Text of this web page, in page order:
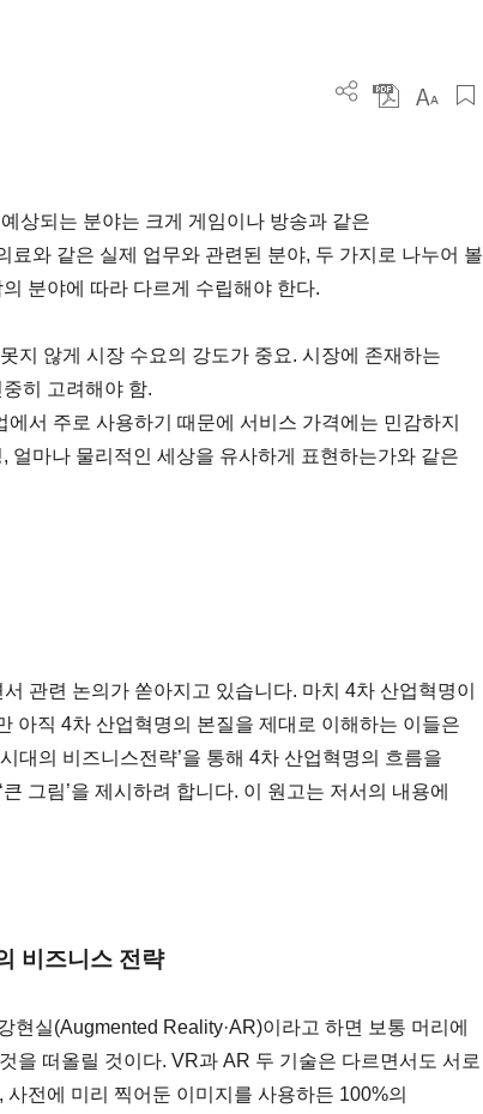
상되는 분야는 크게 게임이나 방송과 같은
료와 같은 실제 업무와 관련된 분야, 두 가지로 나누어 볼
분야에 따라 다르게 수립해야 한다.
지 않게 시장 수요의 강도가 중요. 시장에 존재하는
히 고려해야 함.
서 주로 사용하기 때문에 서비스 가격에는 민감하지
얼마나 물리적인 세상을 유사하게 표현하는가와 같은
관련 논의가 쏟아지고 있습니다. 마치 4차 산업혁명이
아직 4차 산업혁명의 본질을 제대로 이해하는 이들은
대의 비즈니스전략’을 통해 4차 산업혁명의 흐름을
그림’을 제시하려 합니다. 이 원고는 저서의 내용에
비즈니스 전략
현실(Augmented Reality·AR)이라고 하면 보통 머리에
을 떠올릴 것이다. VR과 AR 두 기술은 다르면서도 서로
전에 미리 찍어둔 이미지를 사용하든 100%의